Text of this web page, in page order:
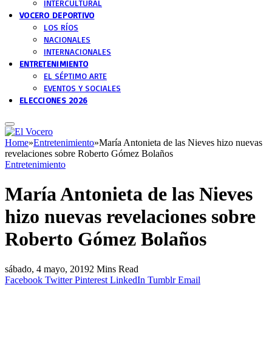
INTERCULTURAL
VOCERO DEPORTIVO
LOS RÍOS
NACIONALES
INTERNACIONALES
ENTRETENIMIENTO
EL SÉPTIMO ARTE
EVENTOS Y SOCIALES
ELECCIONES 2026
Home»Entretenimiento»María Antonieta de las Nieves hizo nuevas
revelaciones sobre Roberto Gómez Bolaños
Entretenimiento
María Antonieta de las Nieves
hizo nuevas revelaciones sobre
Roberto Gómez Bolaños
sábado, 4 mayo, 20192 Mins Read
Facebook Twitter Pinterest LinkedIn Tumblr Email